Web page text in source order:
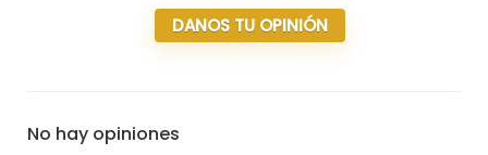
DANOS TU OPINIÓN
No hay opiniones